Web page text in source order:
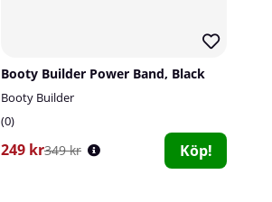
Booty Builder Power Band, Black
Booty Builder
0
249 kr349 kr Köp!